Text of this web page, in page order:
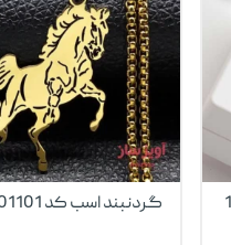
گردنبند اسب کد 101101